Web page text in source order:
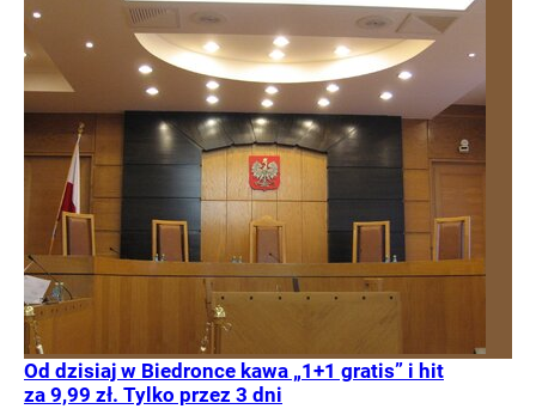
Od dzisiaj w Biedronce kawa „1+1 gratis” i hit
za 9,99 zł. Tylko przez 3 dni